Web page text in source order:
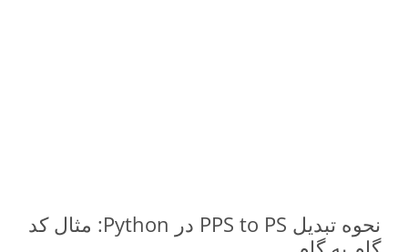
نحوه تبدیل PPS to PS در Python: مثال کد